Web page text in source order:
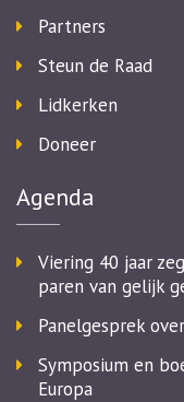
Partners
Steun de Raad
Lidkerken
Doneer
Agenda
Viering 40 jaar
paren van gelijk
Panelgesprek
Symposium en
Europa